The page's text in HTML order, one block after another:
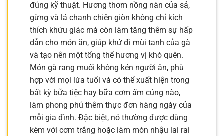
đúng kỹ thuật. Hương thơm nồng nàn của sả,
gừng và lá chanh chiên giòn không chỉ kích
thích khứu giác mà còn làm tăng thêm sự hấp
dẫn cho món ăn, giúp khử đi mùi tanh của gà
và tạo nên một tổng thể hương vị khó quên.
Món gà rang muối không kén người ăn, phù
hợp với mọi lứa tuổi và có thể xuất hiện trong
bất kỳ bữa tiệc hay bữa cơm ấm cúng nào,
làm phong phú thêm thực đơn hàng ngày của
mỗi gia đình. Đặc biệt, nó thường được dùng
kèm với cơm trắng hoặc làm món nhậu lai rai